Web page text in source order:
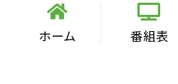
ホーム 番組表